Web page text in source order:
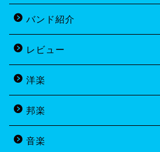
バンド紹介
レビュー
洋楽
邦楽
音楽